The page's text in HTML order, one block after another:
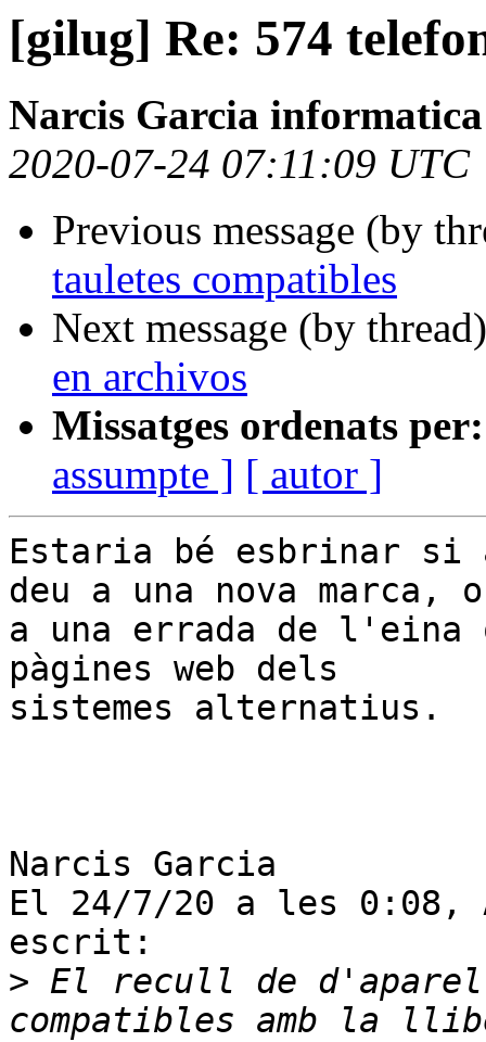
[gilug] Re: 574
Narcis Garcia
2020-07-24 07:11:09 UTC
Previous message (by
tauletes compatibles
Next message (by
en archivos
Missatges ordenats per:
assumpte ] [ autor ]
Estaria bé esbrinar si
deu a una nova marca, o
a una errada de
pàgines web dels
sistemes alternatius.
Narcis Garcia
El 24/7/20 a les 0:08,
escrit:
> El recull de
compatibles amb la